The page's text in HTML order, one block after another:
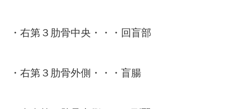
・右第３肋骨中央・・・回盲部
・右第３肋骨外側・・・盲腸